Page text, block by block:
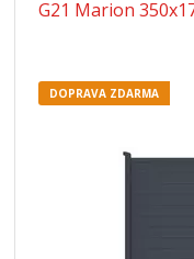
G21 Marion
DOPRAVA ZDARMA